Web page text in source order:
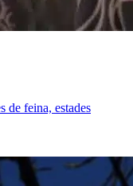
de feina, estades